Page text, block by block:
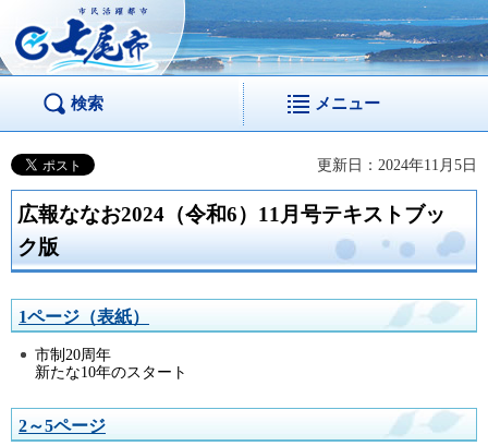
市民活躍都市 七尾
市
検索 メニュー
更新日：2024年11月5日
広報ななお2024（令和6）11月号テキストブッ
ク版
1ページ（表紙）
市制20周年
新たな10年のスタート
2～5ページ